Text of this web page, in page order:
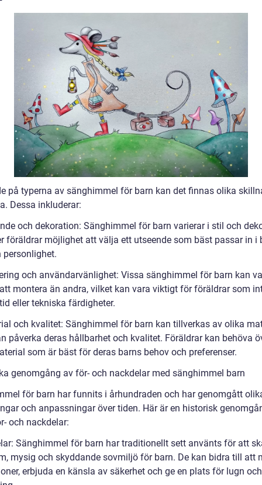
på typerna av sänghimmel för barn kan det finnas olika
Dessa inkluderar:
och dekoration: Sänghimmel för barn varierar i stil och
föräldrar möjlighet att välja ett utseende som bäst passar in i
personlighet.
och användarvänlighet: Vissa sänghimmel för barn kan
montera än andra, vilket kan vara viktigt för föräldrar som
eller tekniska färdigheter.
och kvalitet: Sänghimmel för barn kan tillverkas av olika
påverka deras hållbarhet och kvalitet. Föräldrar kan behöva
som är bäst för deras barns behov och preferenser.
genomgång av för- och nackdelar med sänghimmel barn
för barn har funnits i århundraden och har genomgått
och anpassningar över tiden. Här är en historisk
och nackdelar:
Sänghimmel för barn har traditionellt sett använts för att
mysig och skyddande sovmiljö för barn. De kan bidra till att
erbjuda en känsla av säkerhet och ge en plats för lugn och